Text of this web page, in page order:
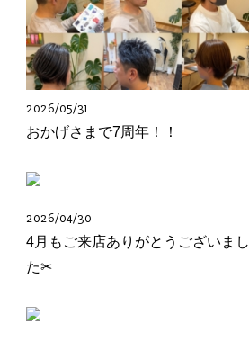
2026/05/31
おかげさまで7周年！！
2026/04/30
4月もご来店ありがとうございまし
た✂︎